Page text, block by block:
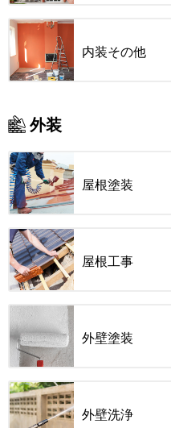
内装その他
外装
屋根塗装
屋根工事
外壁塗装
外壁洗浄